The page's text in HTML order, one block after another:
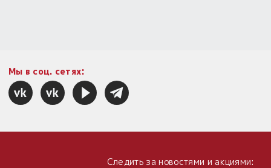
Мы в соц. сетях:
Следить за новостями и акциями: